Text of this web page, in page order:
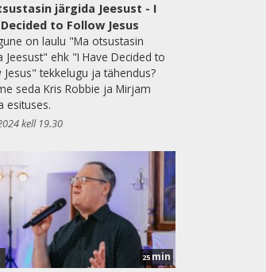
järgida Jeesust - I
to Follow Jesus
on laulu "Ma otsustasin
Jeesust" ehk "I Have Decided to
Jesus" tekkelugu ja tähendus?
seda Kris Robbie ja Mirjam
esituses.
kell 19.30
25 min